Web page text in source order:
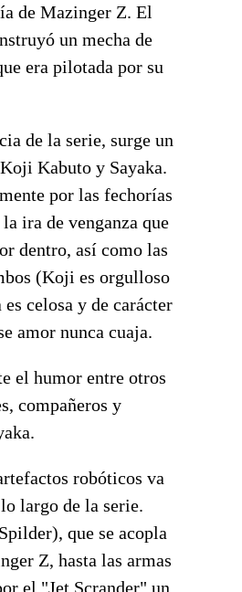
de Mazinger Z. El
un mecha de
era pilotada por su
de la serie, surge un
Kabuto y Sayaka.
por las fechorías
ira de venganza que
dentro, así como las
(Koji es orgulloso
celosa y de carácter
amor nunca cuaja.
el humor entre otros
compañeros y
robóticos va
largo de la serie.
que se acopla
Z, hasta las armas
el "Jet Scrander" un